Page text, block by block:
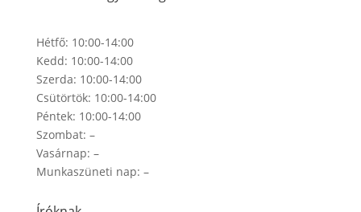
Hétfő: 10:00-14:00
Kedd: 10:00-14:00
Szerda: 10:00-14:00
Csütörtök: 10:00-14:00
Péntek: 10:00-14:00
Szombat: –
Vasárnap: –
Munkaszüneti nap: –